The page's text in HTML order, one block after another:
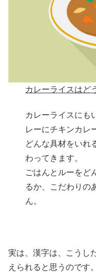
カレーライスはど
カレーライスにも
レーにチキンカレ
どんな具材をいれ
わってきます。
ごはんとルーをど
るか、こだわりの
ん。
実は、漢字は、こうし
えられると思うのです。